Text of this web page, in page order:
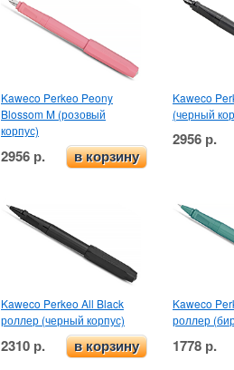
Kaweco Perkeo Peony
Blossom M (розовый
корпус)
2956 р. в корзину
Kaweco
(черный
2956 р.
Kaweco Perkeo All Black
роллер (черный корпус)
2310 р. в корзину
Kaweco
роллер
1778 р.